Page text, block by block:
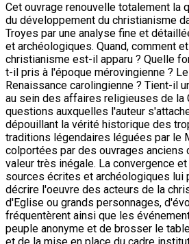
Cet ouvrage renouvelle totalement la
du développement du christianisme
Troyes par une analyse fine et
et archéologiques. Quand, comment
christianisme est-il apparu ? Quelle
t-il pris à l'époque mérovingienne ?
Renaissance carolingienne ? Tient-il
au sein des affaires religieuses de la
questions auxquelles l'auteur
dépouillant la vérité historique des
traditions légendaires léguées par le
colportées par des ouvrages anciens
valeur très inégale. La convergence
sources écrites et archéologiques lui
décrire l'oeuvre des acteurs de la
d'Eglise ou grands personnages,
fréquentèrent ainsi que les
peuple anonyme et de brosser le